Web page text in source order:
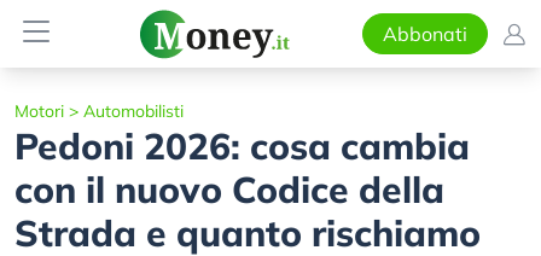
Abbonati
Motori > Automobilisti
Pedoni 2026: cosa cambia
con il nuovo Codice della
Strada e quanto rischiamo